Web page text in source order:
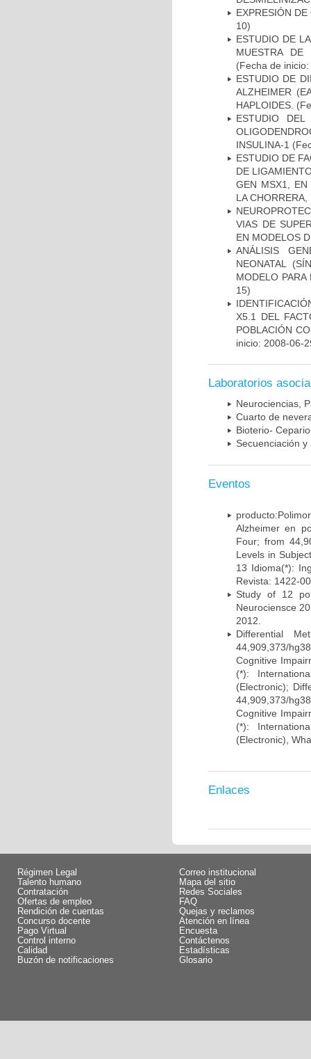
EXPRESIÓN
10)
ESTUDIO DE
MUESTRA DE
(Fecha de
ESTUDIO DE
ALZHEIMER
HAPLOIDES.
ESTUDIO
INSULINA-1
ESTUDIO DE
DE
GEN MSX1, EN
LA
VIAS DE
EN MODELOS
ANÁLISIS
NEONATAL
MODELO
15)
X5.1 DEL
POBLACIÓN
inicio: 2008-06-
Laboratorios
Neurociencias,
Cuarto de
Bioterio-
Secuenciación
Eventos
Alzheimer en
Four; from
Levels in
13 Idioma(*):
Revista: 1422-
Study of 12
Neurociensce
2012.
Differential
44,909,373/
Cognitive
(*):
(Electronic);
44,909,373/
Cognitive
(*):
(Electronic),
Enlaces
Régimen Legal
Talento humano
Contratación
Ofertas de empleo
Rendición de cuentas
Concurso docente
Pago Virtual
Control interno
Calidad
Buzón de notificaciones
Correo institucional
Mapa del sitio
Redes Sociales
FAQ
Quejas y reclamos
Atención en línea
Encuesta
Contáctenos
Estadísticas
Glosario